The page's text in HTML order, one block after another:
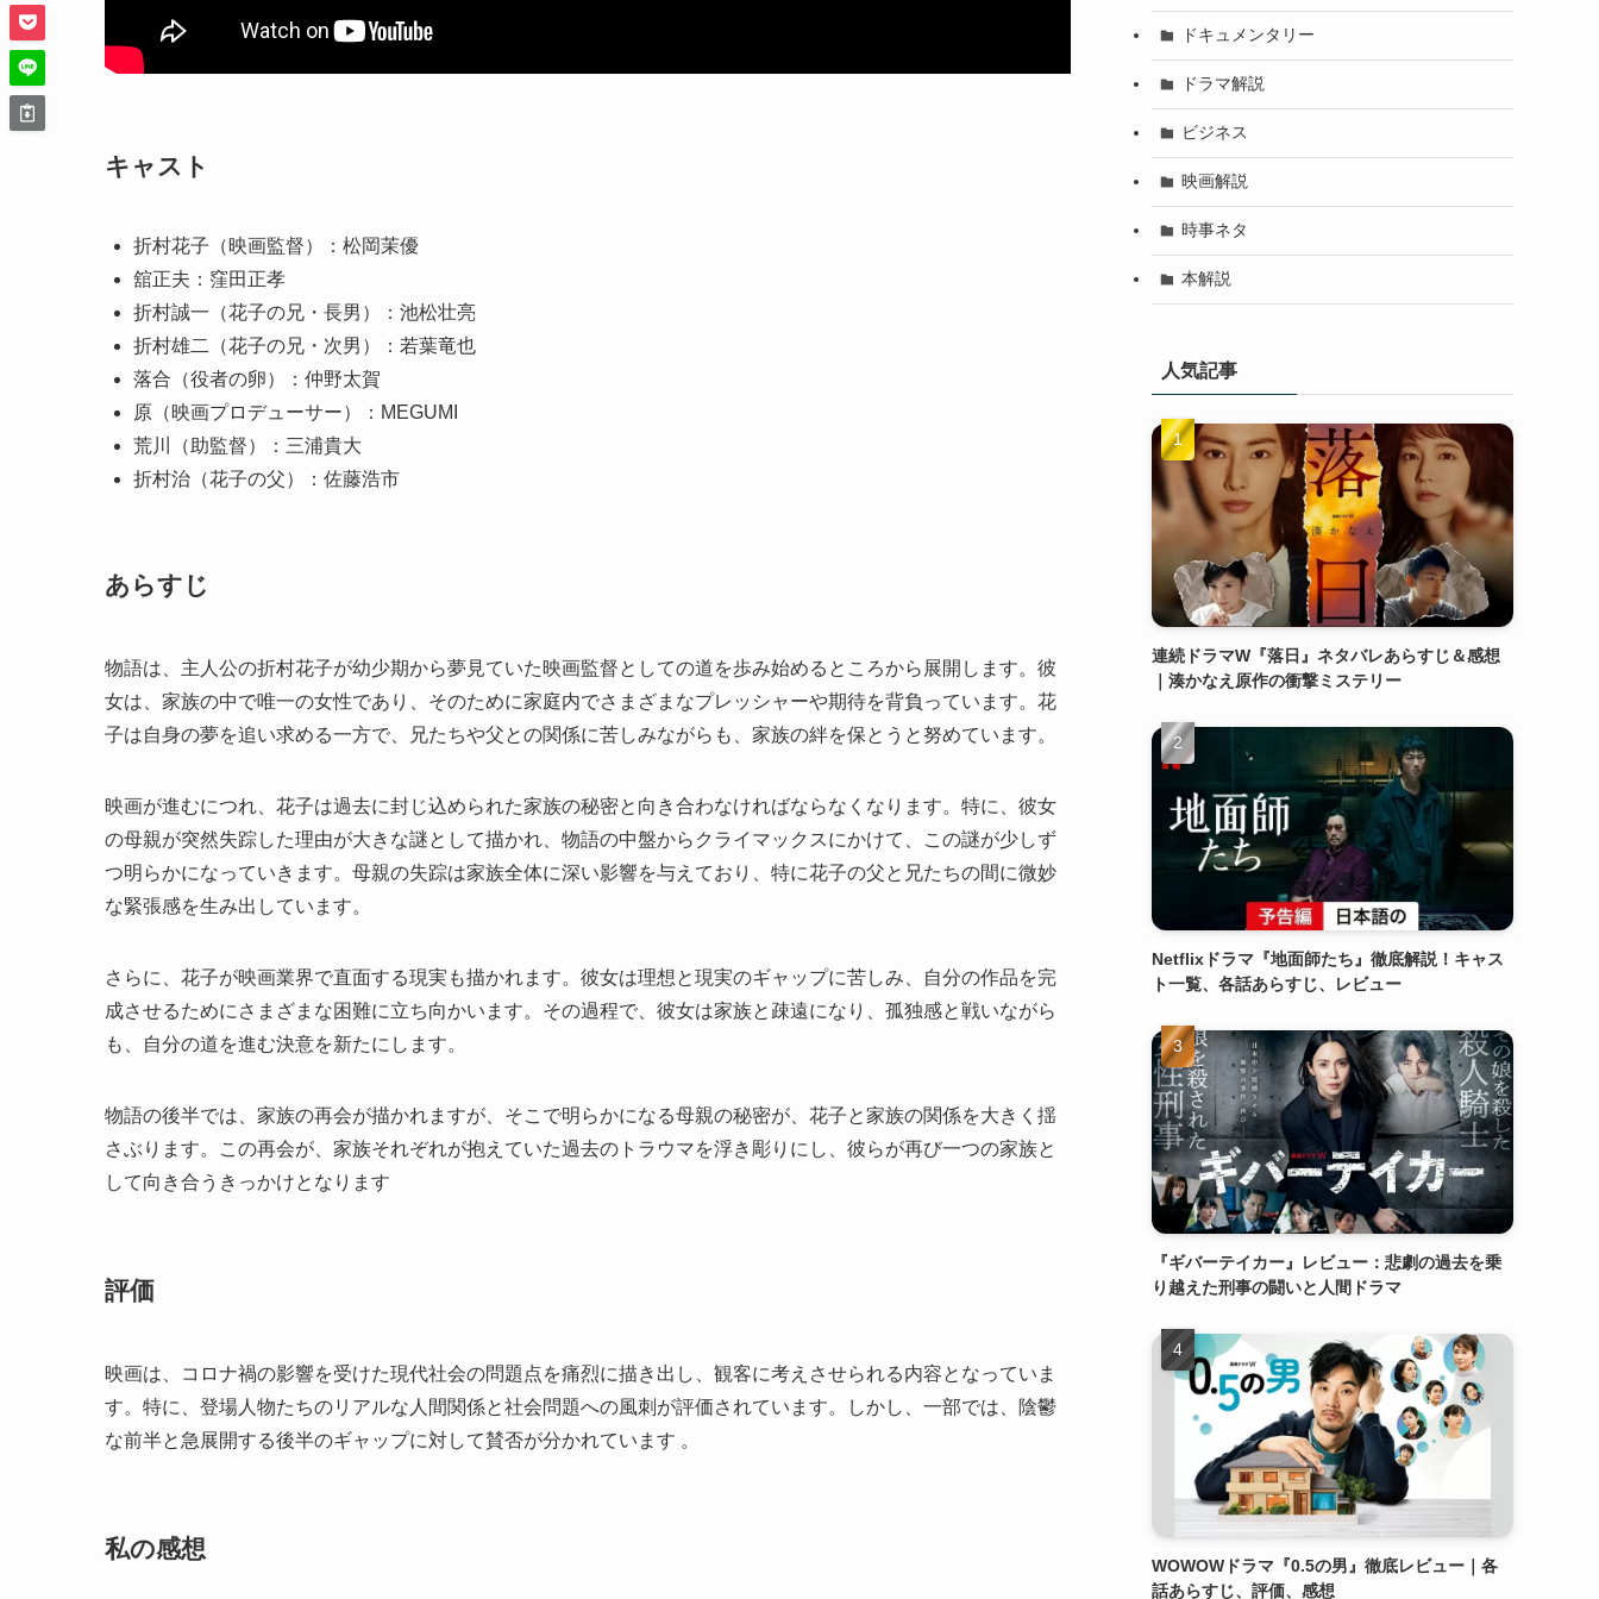
キャスト
折村花子（映画監督）：松岡茉優
舘正夫：窪田正孝
折村誠一（花子の兄・長男）：池松壮亮
折村雄二（花子の兄・次男）：若葉竜也
落合（役者の卵）：仲野太賀
原（映画プロデューサー）：MEGUMI
荒川（助監督）：三浦貴大
折村治（花子の父）：佐藤浩市
あらすじ
物語は、主人公の折村花子が幼少期から夢見ていた映画監督としての道を歩み始めるところから展開します。彼
女は、家族の中で唯一の女性であり、そのために家庭内でさまざまなプレッシャーや期待を背負っています。花
子は自身の夢を追い求める一方で、兄たちや父との関係に苦しみながらも、家族の絆を保とうと努めています。
映画が進むにつれ、花子は過去に封じ込められた家族の秘密と向き合わなければならなくなります。特に、彼女
の母親が突然失踪した理由が大きな謎として描かれ、物語の中盤からクライマックスにかけて、この謎が少しず
つ明らかになっていきます。母親の失踪は家族全体に深い影響を与えており、特に花子の父と兄たちの間に微妙
な緊張感を生み出しています。
さらに、花子が映画業界で直面する現実も描かれます。彼女は理想と現実のギャップに苦しみ、自分の作品を完
成させるためにさまざまな困難に立ち向かいます。その過程で、彼女は家族と疎遠になり、孤独感と戦いながら
も、自分の道を進む決意を新たにします。
物語の後半では、家族の再会が描かれますが、そこで明らかになる母親の秘密が、花子と家族の関係を大きく揺
さぶります。この再会が、家族それぞれが抱えていた過去のトラウマを浮き彫りにし、彼らが再び一つの家族と
して向き合うきっかけとなります​
評価
映画は、コロナ禍の影響を受けた現代社会の問題点を痛烈に描き出し、観客に考えさせられる内容となっていま
す。特に、登場人物たちのリアルな人間関係と社会問題への風刺が評価されています。しかし、一部では、陰鬱
な前半と急展開する後半のギャップに対して賛否が分かれています​ 。
私の感想
ドキュメンタリー
ドラマ解説
ビジネス
映画解説
時事ネタ
本解説
人気記事
連続ドラマW『落日』ネタバレあらすじ＆感想
｜湊かなえ原作の衝撃ミステリー
Netflixドラマ『地面師たち』徹底解説！キャス
ト一覧、各話あらすじ、レビュー
『ギバーテイカー』レビュー：悲劇の過去を乗
り越えた刑事の闘いと人間ドラマ
WOWOWドラマ『0.5の男』徹底レビュー｜各
話あらすじ、評価、感想